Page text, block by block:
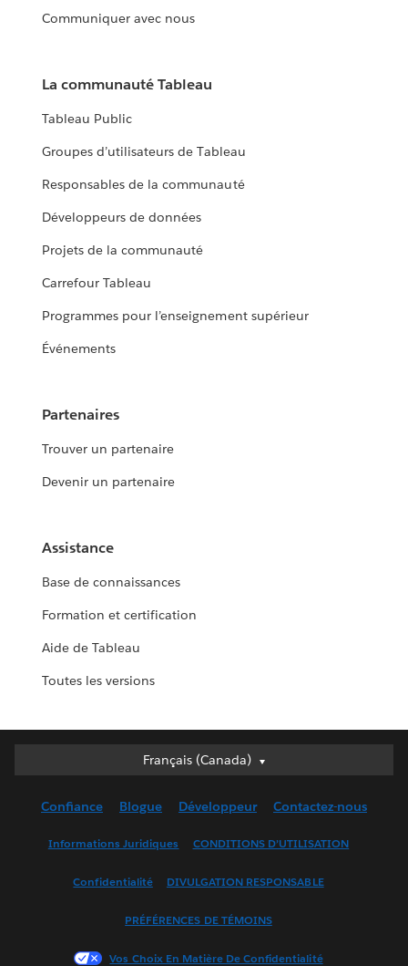
Communiquer avec nous
La communauté Tableau
Tableau Public
Groupes d’utilisateurs de Tableau
Responsables de la communauté
Développeurs de données
Projets de la communauté
Carrefour Tableau
Programmes pour l’enseignement supérieur
Événements
Partenaires
Trouver un partenaire
Devenir un partenaire
Assistance
Base de connaissances
Formation et certification
Aide de Tableau
Toutes les versions
Français (Canada)
Français (Canada)
English (UK)
Français (France)
한국어
Confiance Blogue Développeur Contactez-nous
Informations Juridiques CONDITIONS D’UTILISATION
Confidentialité DIVULGATION RESPONSABLE
PRÉFÉRENCES DE TÉMOINS
Vos Choix En Matière De Confidentialité